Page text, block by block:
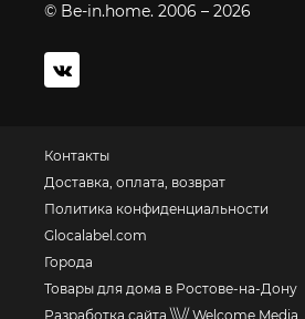
© Be-in.home. 2006 – 2026
Контакты
Доставка, оплата, возврат
Политика конфиденциальности
Glocalabel.com
Города
Товары для дома в Ростове-на-Дону
Разработка сайта \\\// Welcome Media